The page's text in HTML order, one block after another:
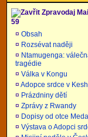
Zpravodaj
59
¤ Obsah
¤ Rozsévat naději
¤ Ntamugenga:
tragédie
¤ Válka v Kongu
¤ Adopce srdce v
¤ Prázdniny dětí
¤ Zprávy z Rwandy
¤ Dopisy od otce Meda
¤ Výstava o Adopci